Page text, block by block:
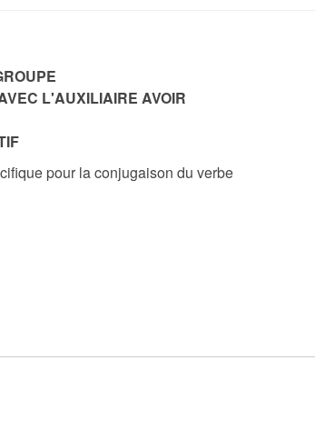
L'AUXILIAIRE AVOIR
pour la conjugaison du verbe